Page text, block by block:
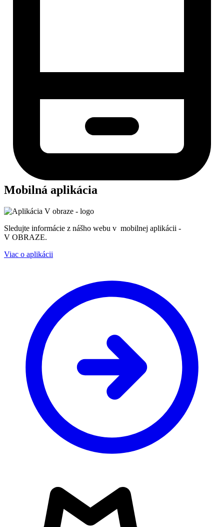
Mobilná aplikácia
Sledujte informácie z nášho webu v mobilnej aplikácii -
V OBRAZE.
Viac o aplikácii